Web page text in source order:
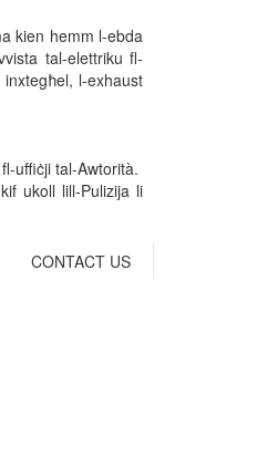
kien hemm l-ebda
tal-elettriku fl-
l-exhaust
uffiċji tal-Awtorità.
ukoll lill-Pulizija li
CONTACT US